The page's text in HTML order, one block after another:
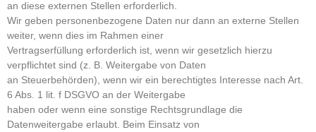
an diese externen Stellen erforderlich.
Wir geben personenbezogene Daten nur dann an externe Stellen
weiter, wenn dies im Rahmen einer
Vertragserfüllung erforderlich ist, wenn wir gesetzlich hierzu
verpflichtet sind (z. B. Weitergabe von Daten
an Steuerbehörden), wenn wir ein berechtigtes Interesse nach Art.
6 Abs. 1 lit. f DSGVO an der Weitergabe
haben oder wenn eine sonstige Rechtsgrundlage die
Datenweitergabe erlaubt. Beim Einsatz von